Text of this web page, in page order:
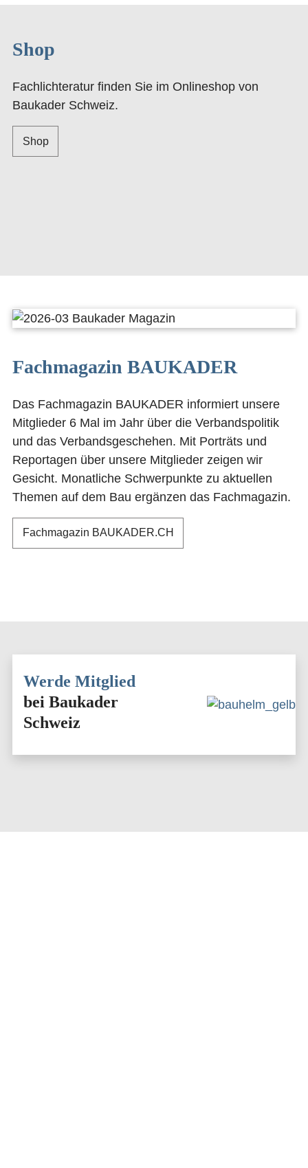
Shop
Fachlichteratur finden Sie im Onlineshop von
Baukader Schweiz.
Shop
Fachmagazin BAUKADER
Das Fachmagazin BAUKADER informiert unsere
Mitglieder 6 Mal im Jahr über die Verbandspolitik
und das Verbandsgeschehen. Mit Porträts und
Reportagen über unsere Mitglieder zeigen wir
Gesicht. Monatliche Schwerpunkte zu aktuellen
Themen auf dem Bau ergänzen das Fachmagazin.
Fachmagazin BAUKADER.CH
Werde Mitglied
bei Baukader
Schweiz